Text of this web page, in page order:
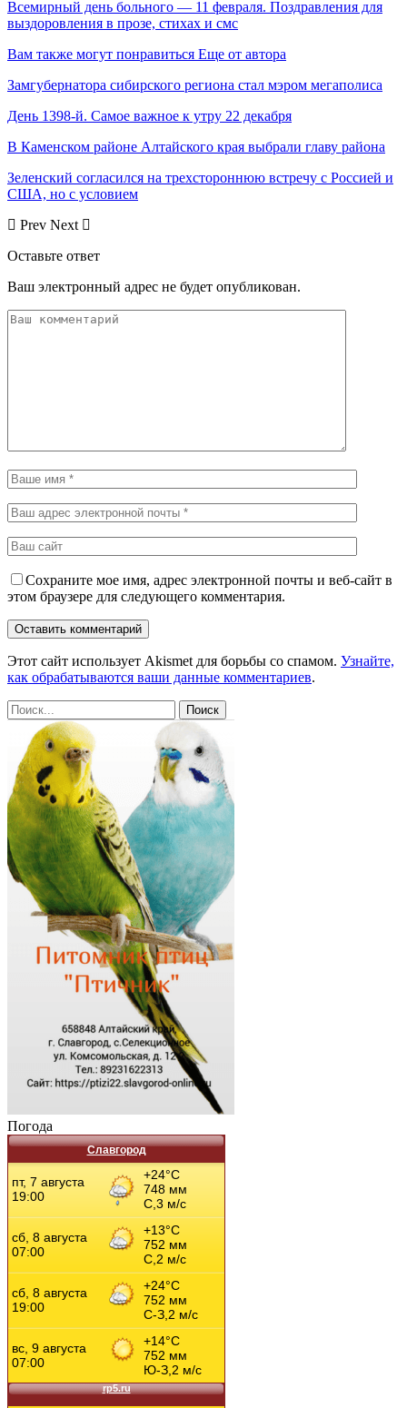
Всемирный день больного — 11 февраля. Поздравления для
выздоровления в прозе, стихах и смс
Вам также могут понравиться Еще от автора
Замгубернатора сибирского региона стал мэром мегаполиса
День 1398-й. Самое важное к утру 22 декабря
В Каменском районе Алтайского края выбрали главу района
Зеленский согласился на трехстороннюю встречу с Россией и
США, но с условием
Prev Next
Оставьте ответ
Ваш электронный адрес не будет опубликован.
Сохраните мое имя, адрес электронной почты и веб-сайт в
этом браузере для следующего комментария.
Этот сайт использует Akismet для борьбы со спамом. Узнайте,
как обрабатываются ваши данные комментариев.
Погода
Славгород